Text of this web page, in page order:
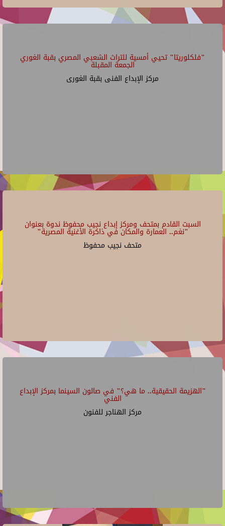
"فلكلوريتا" تحيي أمسية للتراث الشعبي المصري بقبة الغوري
الجمعة المقبلة
مركز الإبداع الفنى بقبة الغورى
السبت القادم بمتحف ومركز إبداع نجيب محفوظ ندوة بعنوان
"نغم.. العمارة والمكان في ذاكرة الأغنية المصرية"
متحف نجيب محفوظ
"الهزيمة الحقيقية.. ما هي؟" في صالون السينما بمركز الإبداع
الفني
مركز الهناجر للفنون